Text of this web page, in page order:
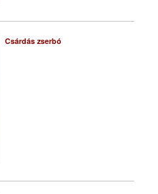
Csárdás zserbó